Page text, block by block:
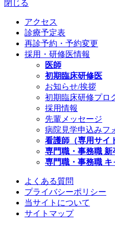
閉じる
アクセス
診療予定表
再診予約・予約変更
採用・研修医情報
医師
初期臨床研修医
お知らせ/挨拶
初期臨床研修プロ
採用情報
先輩メッセージ
病院見学申込みフ
看護師（専用サイ
専門職・事務職 新
専門職・事務職 キ
よくある質問
プライバシーポリシー
当サイトについて
サイトマップ